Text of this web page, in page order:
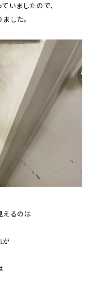
いましたので、
した。
えるのは
が